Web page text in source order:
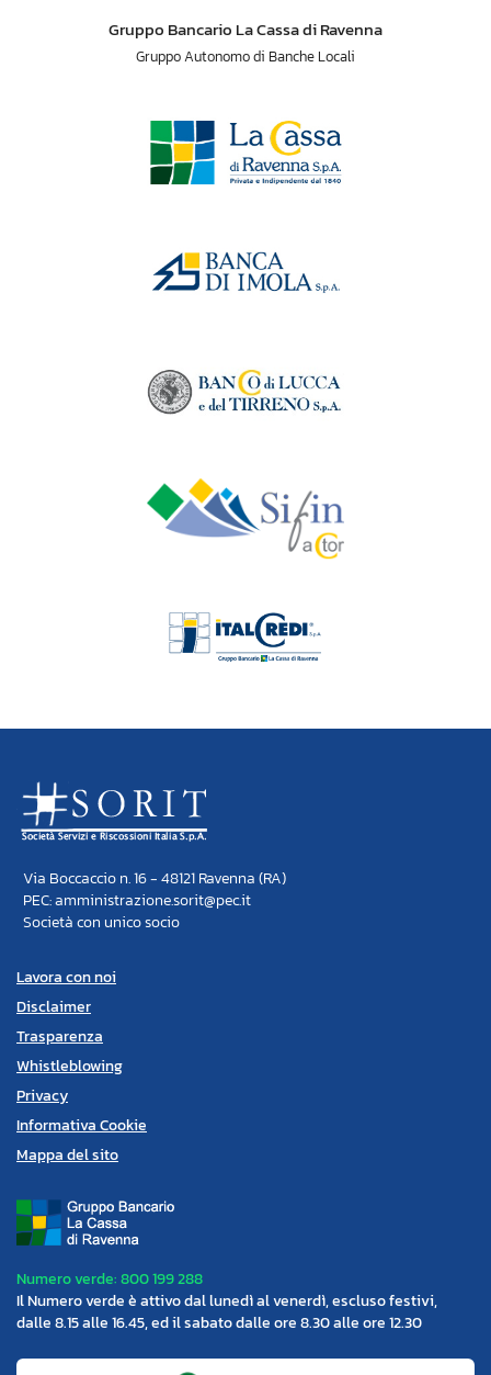
Gruppo Bancario La Cassa di Ravenna
Gruppo Autonomo di Banche Locali
Via Boccaccio n. 16 - 48121 Ravenna (RA)
PEC: amministrazione.sorit@pec.it
Società con unico socio
Lavora con noi
Disclaimer
Trasparenza
Whistleblowing
Privacy
Informativa Cookie
Mappa del sito
Numero verde: 800 199 288
Il Numero verde è attivo dal lunedì al venerdì, escluso festivi,
dalle 8.15 alle 16.45, ed il sabato dalle ore 8.30 alle ore 12.30